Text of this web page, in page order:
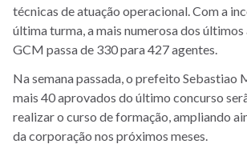
técnicas de atuação operacional. Com a
última turma, a mais numerosa dos
GCM passa de 330 para 427 agentes.
Na semana passada, o prefeito Sebastiao
mais 40 aprovados do último concurso
realizar o curso de formação, ampliando
da corporação nos próximos meses.